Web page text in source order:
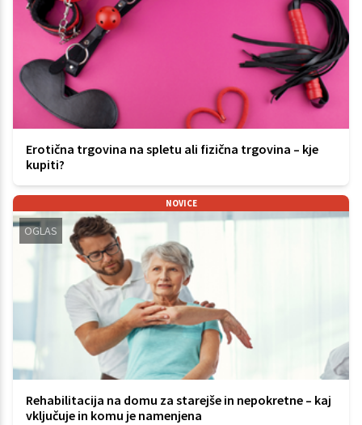
Erotična trgovina na spletu ali fizična trgovina – kje
kupiti?
NOVICE
OGLAS
Rehabilitacija na domu za starejše in nepokretne – kaj
vključuje in komu je namenjena